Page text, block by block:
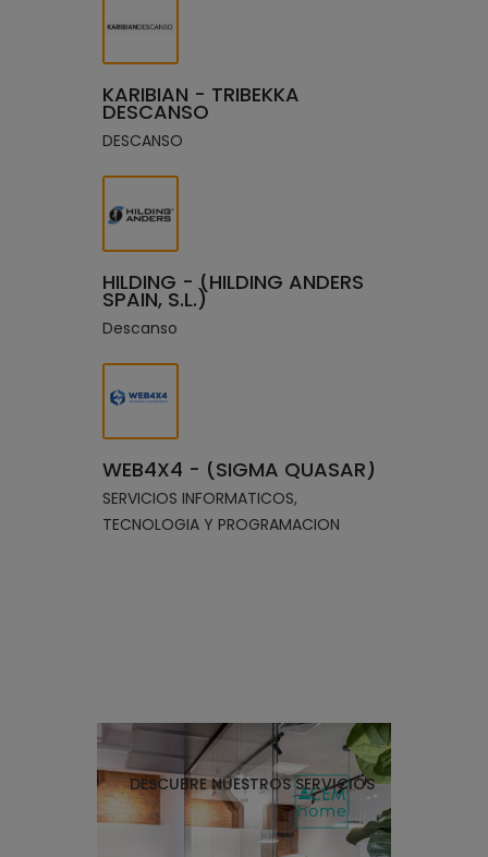
KARIBIAN - TRIBEKKA
DESCANSO
DESCANSO
HILDING - (HILDING ANDERS
SPAIN, S.L.)
Descanso
WEB4X4 - (SIGMA QUASAR)
SERVICIOS INFORMATICOS,
TECNOLOGIA Y PROGRAMACION
DESCUBRE NUESTROS SERVICIOS